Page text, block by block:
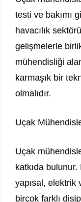
testi ve bakımı
havacılık
gelişmelerle
mühendisliği
karmaşık bir
olmalıdır.
Uçak
Uçak
katkıda
yapısal, elektrik
birçok farklı